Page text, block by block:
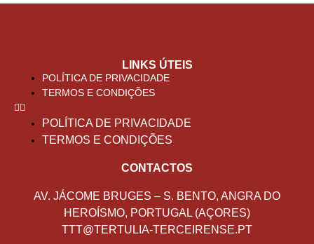
LINKS ÚTEIS
POLÍTICA DE PRIVACIDADE
TERMOS E CONDIÇÕES
POLÍTICA DE PRIVACIDADE
TERMOS E CONDIÇÕES
CONTACTOS
AV. JÁCOME BRUGES – S. BENTO, ANGRA DO
HEROÍSMO, PORTUGAL (AÇORES)
TTT@TERTULIA-TERCEIRENSE.PT